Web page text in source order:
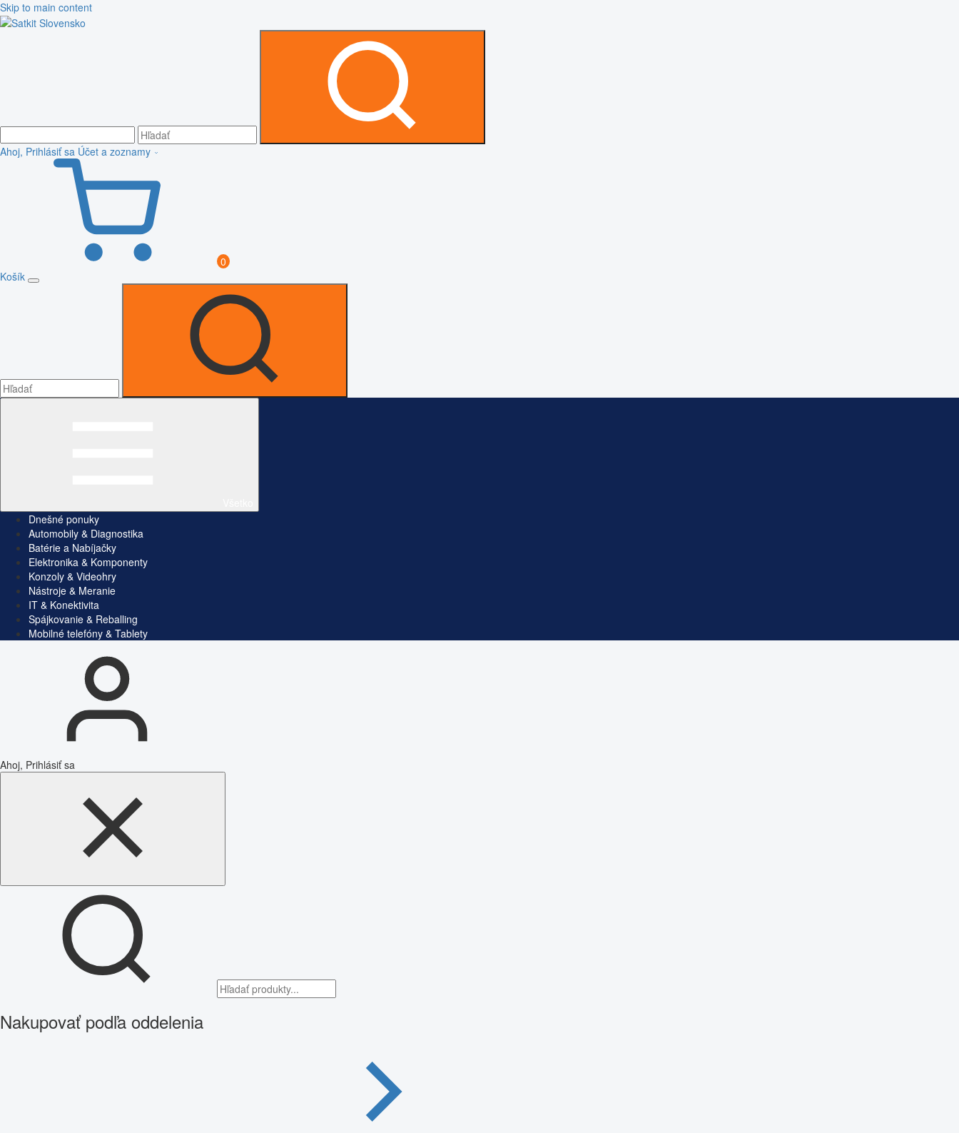
Skip to main content
Ahoj, Prihlásiť sa Účet a zoznamy
0
Košík
Dnešné ponuky
Automobily & Diagnostika
Batérie a Nabíjačky
Elektronika & Komponenty
Konzoly & Videohry
Nástroje & Meranie
IT & Konektivita
Spájkovanie & Reballing
Mobilné telefóny & Tablety
Ahoj, Prihlásiť sa
Nakupovať podľa oddelenia